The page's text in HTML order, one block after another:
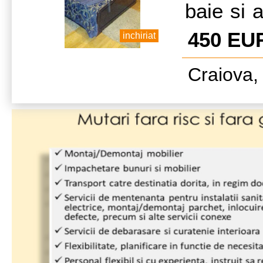
inchiriat
baie si
6 in
de
taxi,
banci.
450
Craiova,